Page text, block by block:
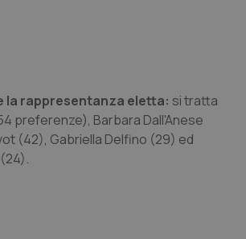
Giulia
& coronaropatie
la rappresentanza eletta: si tratta
preferenze), Barbara Dall'Anese
(42), Gabriella Delfino (29) ed